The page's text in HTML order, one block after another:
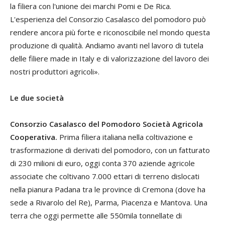
la filiera con l'unione dei marchi Pomi e De Rica.
L'esperienza del Consorzio Casalasco del pomodoro può
rendere ancora più forte e riconoscibile nel mondo questa
produzione di qualità. Andiamo avanti nel lavoro di tutela
delle filiere made in Italy e di valorizzazione del lavoro dei
nostri produttori agricoli».
Le due società
Consorzio Casalasco del Pomodoro Società Agricola
Cooperativa. Prima filiera italiana nella coltivazione e
trasformazione di derivati del pomodoro, con un fatturato
di 230 milioni di euro, oggi conta 370 aziende agricole
associate che coltivano 7.000 ettari di terreno dislocati
nella pianura Padana tra le province di Cremona (dove ha
sede a Rivarolo del Re), Parma, Piacenza e Mantova. Una
terra che oggi permette alle 550mila tonnellate di